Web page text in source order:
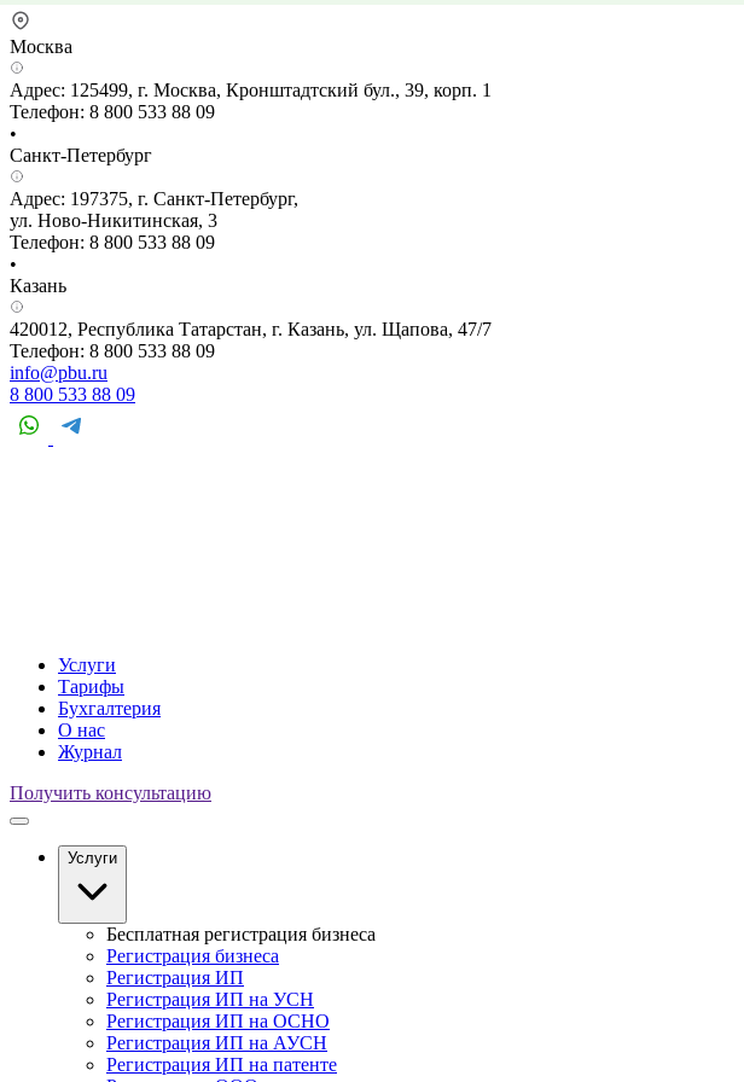
Москва
Адрес: 125499, г. Москва, Кронштадтский бул., 39, корп. 1
Телефон: 8 800 533 88 09
•
Санкт-Петербург
Адрес: 197375, г. Санкт-Петербург,
ул. Ново-Никитинская, 3
Телефон: 8 800 533 88 09
•
Казань
420012, Республика Татарстан, г. Казань, ул. Щапова, 47/7
Телефон: 8 800 533 88 09
info@pbu.ru
8 800 533 88 09
Услуги
Тарифы
Бухгалтерия
О нас
Журнал
Получить консультацию
Услуги
Бесплатная регистрация бизнеса
Регистрация бизнеса
Регистрация ИП
Регистрация ИП на УСН
Регистрация ИП на ОСНО
Регистрация ИП на АУСН
Регистрация ИП на патенте